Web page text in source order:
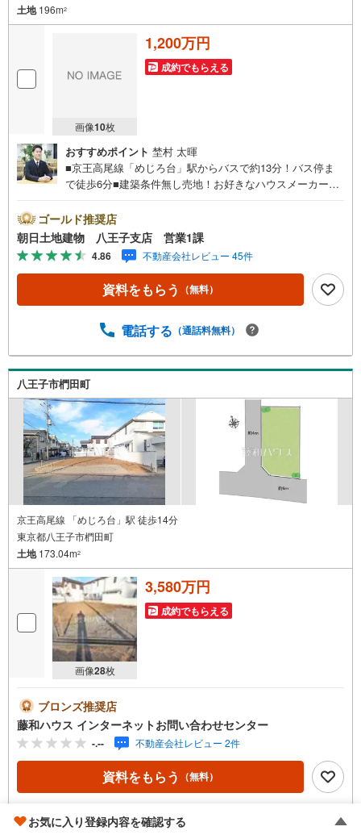
土地196m2
画像10枚
1,200万円
成約でもらえる
おすすめポイント 埜村 太暉
■京王高尾線「めじろ台」駅からバスで約13分！バス停ま
で徒歩6分■建築条件無し売地！お好きなハウスメーカーに
59坪以上！陽当り良好、現況更地です。※バザール会場に
は、ベビーベッドや キッズスペースをご用意しておりま
す。 小さなお子様連れでも、安心してご来場ください！
資料請求、住宅ローンのご相談などお気軽にお問合せくだ
さい！スタッフ25名でお客様がご覧になったことのない情
報を多数ご用意しております。インターネット、チラシな
件もご紹介可能です。 担当営業へご希望をお伝えくださ
せ、弊社へのご来社など、ご相談ください。ご希望があれ
ば周辺環境、お客様の希望に合わせた物件などもご案内を
いたします。お住まい探しは朝日土地建物（株）八王子
店 営業1課にお任せください！
ゴールド推奨店
朝日土地建物 八王子支店 営業1課
4.86 不動産会社レビュー 45件
資料をもらう （無料）
電話する （通話料無料）
八王子市椚田町
京王高尾線 「めじろ台」駅 徒歩14分
東京都八王子市椚田町
土地173.04m2
画像28枚
3,580万円
成約でもらえる
ブロンズ推奨店
藤和ハウス インターネットお問い合わせセンター
-.-- 不動産会社レビュー 2件
資料をもらう （無料）
電話する（通話料無料）
お気に入り登録内容を確認する